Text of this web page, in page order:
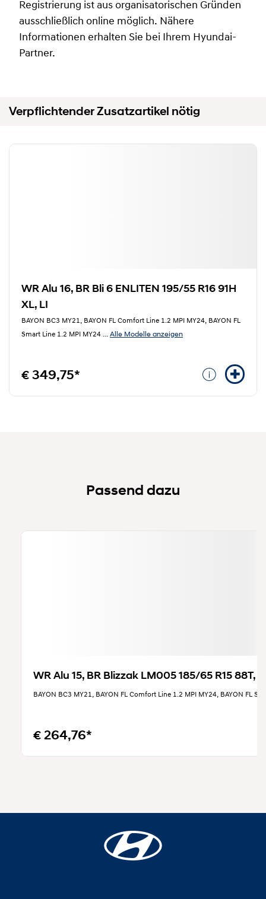
Registrierung ist aus organisatorischen Gründen
ausschließlich online möglich. Nähere
Informationen erhalten Sie bei Ihrem Hyundai-
Partner.
Verpflichtender Zusatzartikel nötig
WR Alu 16, BR Bli 6 ENLITEN 195/55 R16 91H
XL, LI
BAYON BC3 MY21, BAYON FL Comfort Line 1.2 MPI MY24, BAYON FL
Smart Line 1.2 MPI MY24 ... Alle Modelle anzeigen
€ 349,75*
Passend dazu
WR Alu 15, BR Blizzak LM005 185/65 R15 88T, LI
BAYON BC3 MY21, BAYON FL Comfort Line 1.2 MPI MY24, BAYON FL
€ 264,76*